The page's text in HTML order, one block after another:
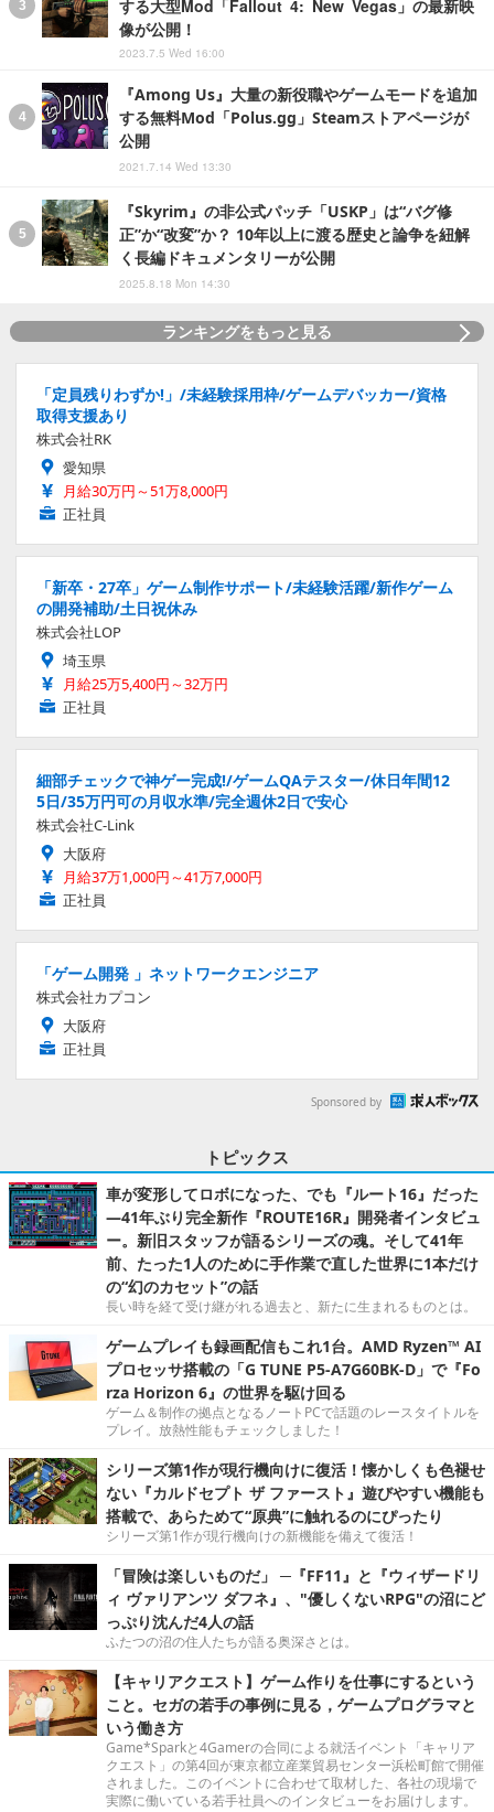
する大型Mod「Fallout 4: New Vegas」の最新映
像が公開！
2023.7.5 Wed 16:00
『Among Us』大量の新役職やゲームモードを追加
する無料Mod「Polus.gg」Steamストアページが
公開
2021.7.14 Wed 13:30
『Skyrim』の非公式パッチ「USKP」は“バグ修
正”か“改変”か？ 10年以上に渡る歴史と論争を紐解
く長編ドキュメンタリーが公開
2025.8.18 Mon 14:30
ランキングをもっと見る
「定員残りわずか!」/未経験採用枠/ゲームデバッカー/資格
取得支援あり
株式会社RK
愛知県
月給30万円～51万8,000円
正社員
「新卒・27卒」ゲーム制作サポート/未経験活躍/新作ゲーム
の開発補助/土日祝休み
株式会社LOP
埼玉県
月給25万5,400円～32万円
正社員
細部チェックで神ゲー完成!/ゲームQAテスター/休日年間12
5日/35万円可の月収水準/完全週休2日で安心
株式会社C-Link
大阪府
月給37万1,000円～41万7,000円
正社員
「ゲーム開発 」ネットワークエンジニア
株式会社カプコン
大阪府
正社員
Sponsored by
トピックス
車が変形してロボになった、でも『ルート16』だった
―41年ぶり完全新作『ROUTE16R』開発者インタビュ
ー。新旧スタッフが語るシリーズの魂。そして41年
前、たった1人のために手作業で直した世界に1本だけ
の“幻のカセット”の話
長い時を経て受け継がれる過去と、新たに生まれるものとは。
ゲームプレイも録画配信もこれ1台。AMD Ryzen™ AI
プロセッサ搭載の「G TUNE P5-A7G60BK-D」で『Fo
rza Horizon 6』の世界を駆け回る
ゲーム＆制作の拠点となるノートPCで話題のレースタイトルを
プレイ。放熱性能もチェックしました！
シリーズ第1作が現行機向けに復活！懐かしくも色褪せ
ない『カルドセプト ザ ファースト』遊びやすい機能も
搭載で、あらためて“原典”に触れるのにぴったり
シリーズ第1作が現行機向けの新機能を備えて復活！
「冒険は楽しいものだ」 ─『FF11』と『ウィザードリ
ィ ヴァリアンツ ダフネ』、"優しくないRPG"の沼にど
っぷり沈んだ4人の話
ふたつの沼の住人たちが語る奥深さとは。
【キャリアクエスト】ゲーム作りを仕事にするという
こと。セガの若手の事例に見る，ゲームプログラマと
いう働き方
Game*Sparkと4Gamerの合同による就活イベント「キャリア
クエスト」の第4回が東京都立産業貿易センター浜松町館で開催
されました。このイベントに合わせて取材した、各社の現場で
実際に働いている若手社員へのインタビューをお届けします。